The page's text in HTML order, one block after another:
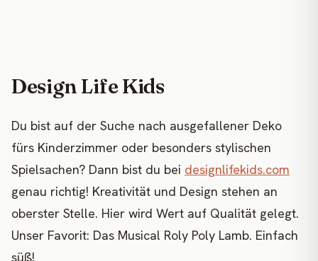
Design Life Kids
Du bist auf der Suche nach ausgefallener Deko
fürs Kinderzimmer oder besonders stylischen
Spielsachen? Dann bist du bei designlifekids.com
genau richtig! Kreativität und Design stehen an
oberster Stelle. Hier wird Wert auf Qualität gelegt.
Unser Favorit: Das Musical Roly Poly Lamb. Einfach
süß!